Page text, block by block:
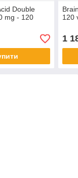
Double
mg - 120
120
1